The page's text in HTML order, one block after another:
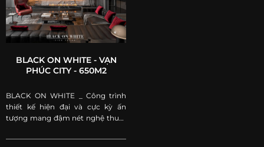
BLACK ON WHITE - VẠN
PHÚC CITY - 650M2
BLACK ON WHITE _ Công trình
thiết kế hiện đại và cực kỳ ấn
tượng mang đậm nét nghệ thuật
City.